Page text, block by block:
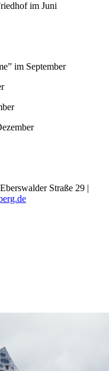
im Juni
im September
Straße 29 |